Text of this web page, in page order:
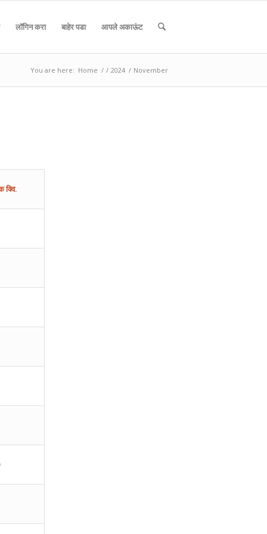
लॉगिन करा बाहेर पडा आपले अकाऊंट
You are here: Home / / 2024 / November
क्वि.